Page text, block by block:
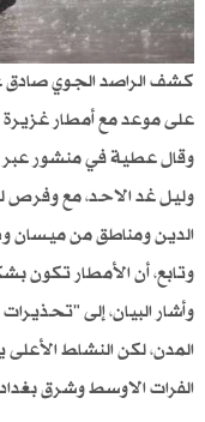
كشف الراصد الجوي
على موعد مع أمطار غزيرة
وقال عطية في منشور عبر
وليل غد الاحد، مع وفرص
الدين ومناطق من ميسان
وتابع، أن الأمطار تكون
وأشار البيان، إلى
المدن، لكن النشاط
الفرات الاوسط وشرق